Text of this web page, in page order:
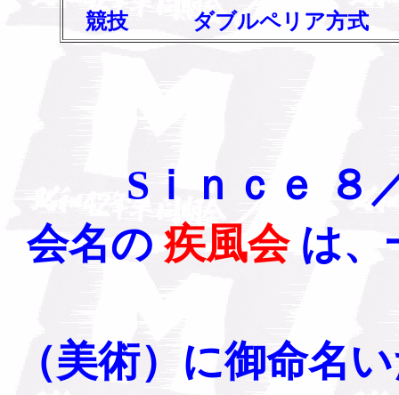
競技 ダブルペリア方式
Sｉｎｃｅ ８
会名の疾風会 は、
（美術）に御命名